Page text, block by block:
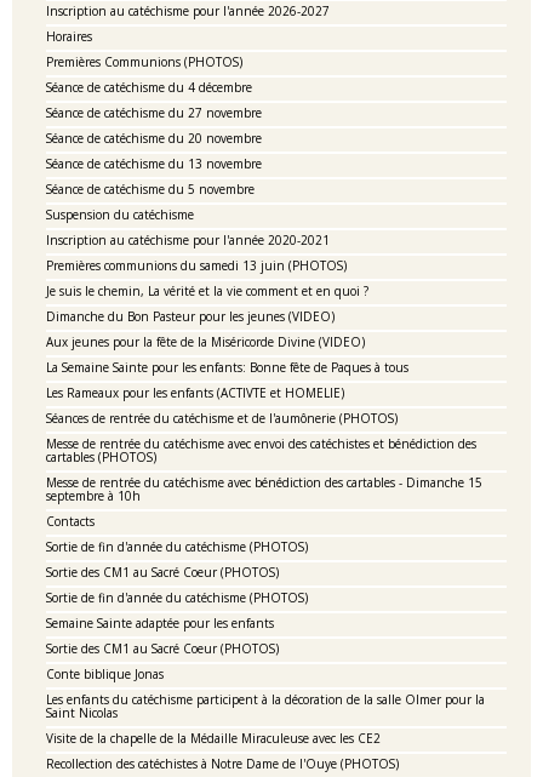
Inscription au catéchisme pour l'année 2026-2027
Horaires
Premières Communions (PHOTOS)
Séance de catéchisme du 4 décembre
Séance de catéchisme du 27 novembre
Séance de catéchisme du 20 novembre
Séance de catéchisme du 13 novembre
Séance de catéchisme du 5 novembre
Suspension du catéchisme
Inscription au catéchisme pour l'année 2020-2021
Premières communions du samedi 13 juin (PHOTOS)
Je suis le chemin, La vérité et la vie comment et en quoi ?
Dimanche du Bon Pasteur pour les jeunes (VIDEO)
Aux jeunes pour la fête de la Miséricorde Divine (VIDEO)
La Semaine Sainte pour les enfants: Bonne fête de Paques à tous
Les Rameaux pour les enfants (ACTIVTE et HOMELIE)
Séances de rentrée du catéchisme et de l'aumônerie (PHOTOS)
Messe de rentrée du catéchisme avec envoi des catéchistes et bénédiction des
cartables (PHOTOS)
Messe de rentrée du catéchisme avec bénédiction des cartables - Dimanche 15
septembre à 10h
Contacts
Sortie de fin d'année du catéchisme (PHOTOS)
Sortie des CM1 au Sacré Coeur (PHOTOS)
Sortie de fin d'année du catéchisme (PHOTOS)
Semaine Sainte adaptée pour les enfants
Sortie des CM1 au Sacré Coeur (PHOTOS)
Conte biblique Jonas
Les enfants du catéchisme participent à la décoration de la salle Olmer pour la
Saint Nicolas
Visite de la chapelle de la Médaille Miraculeuse avec les CE2
Recollection des catéchistes à Notre Dame de l'Ouye (PHOTOS)